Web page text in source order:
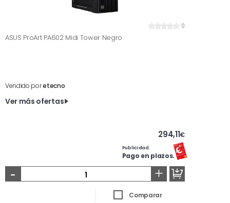
0
ASUS ProArt PA602 Midi Tower Negro
Vendido poretecno
Ver más ofertas
294,11€
Publicidad.
Pago en plazos.
- +
Comparar